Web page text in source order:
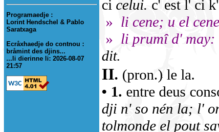
Programaedje :
Lorint Hendschel & Pablo
Saratxaga
Ecråxhaedje do contnou :
bråmint des djins...
...li dierinne li: 2026-08-07
21:57
ci celui. c' est l' ci
» li cene; u el
» li prumî d' may:
dit.
II. (pron.) le la.
• 1. entre deus
dji n' so nén la; l'
tolmonde el pout